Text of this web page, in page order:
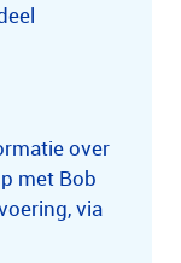
over
met Bob
via